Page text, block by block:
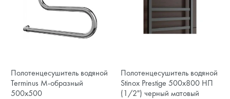
Полотенцесушитель водяной
Terminus М-образный
500x500
Полотенцесушитель водяной
Stinox Prestige 500x800 НП
(1/2") черный матовый